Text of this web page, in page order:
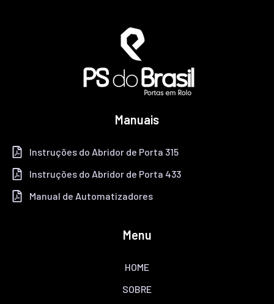
Manuais
Instruções do Abridor de Porta 315
Instruções do Abridor de Porta 433
Manual de Automatizadores
Menu
HOME
SOBRE